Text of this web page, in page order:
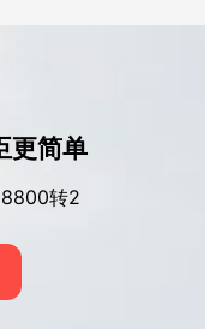
更简单
转2